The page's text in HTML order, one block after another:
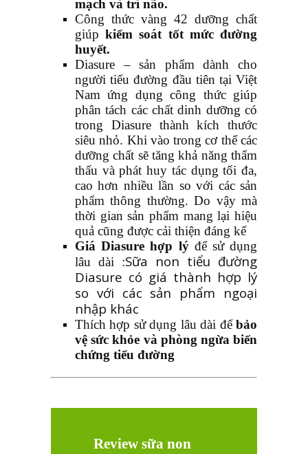
mạch và trí não.
Công thức vàng 42 dưỡng chất
giúpkiểm soát tốt mức đường
huyết.
Diasure – sản phẩm dành cho
người tiểu đường đầu tiên tại Việt
Nam ứng dụng công thức giúp
phân tách các chất dinh dưỡng có
trong Diasure thành kích thước
siêu nhỏ. Khi vào trong cơ thể các
dưỡng chất sẽ tăng khả năng thẩm
thấu và phát huy tác dụng tối đa,
cao hơn nhiều lần so với các sản
phẩm thông thường. Do vậy mà
thời gian sản phẩm mang lại hiệu
quả cũng được cải thiện đáng kể
Giá Diasure hợp lýđể sử dụng
lâu dài :Sữa non tiểu đường
Diasure có giá thành hợp lý
so với các sản phẩm ngoại
nhập khác
Thích hợp sử dụng lâu dài đểbảo
vệ sức khỏe và phòng ngừa biến
chứng tiểu đường
Review sữa non